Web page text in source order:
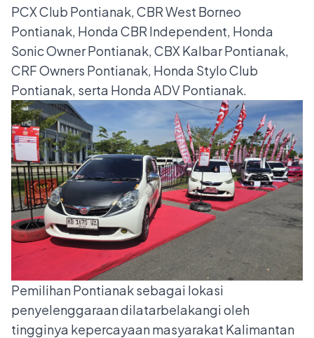
PCX Club Pontianak, CBR West Borneo
Pontianak, Honda CBR Independent, Honda
Sonic Owner Pontianak, CBX Kalbar Pontianak,
CRF Owners Pontianak, Honda Stylo Club
Pontianak, serta Honda ADV Pontianak.
Pemilihan Pontianak sebagai lokasi
penyelenggaraan dilatarbelakangi oleh
tingginya kepercayaan masyarakat Kalimantan